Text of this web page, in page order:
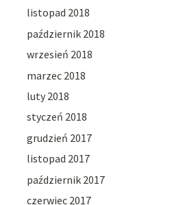
listopad 2018
październik 2018
wrzesień 2018
marzec 2018
luty 2018
styczeń 2018
grudzień 2017
listopad 2017
październik 2017
czerwiec 2017